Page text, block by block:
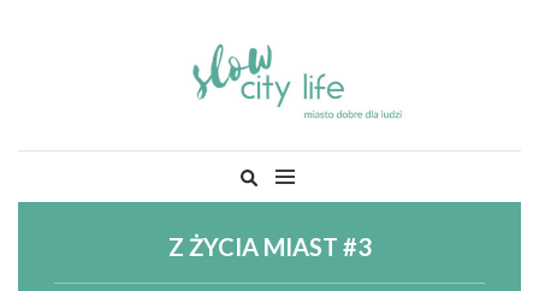
Z ŻYCIA MIAST #3